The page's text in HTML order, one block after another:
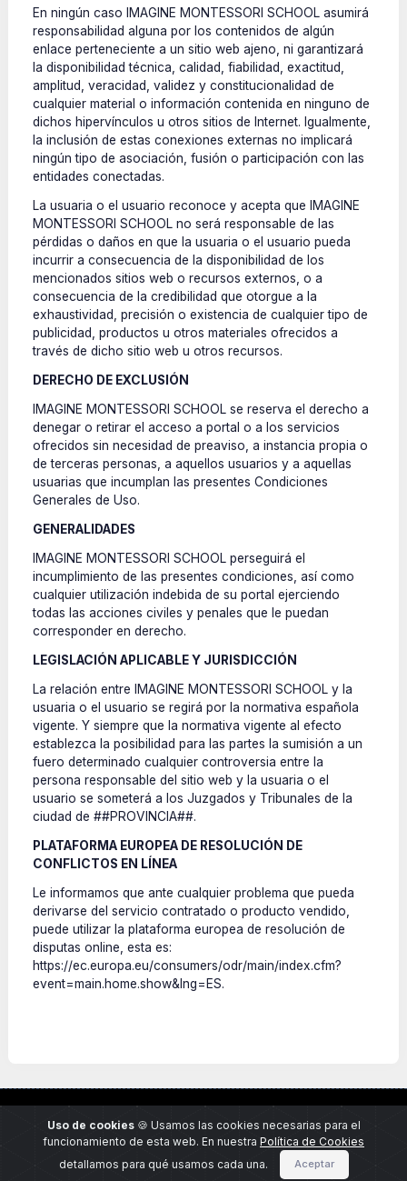
En ningún caso IMAGINE MONTESSORI SCHOOL asumir
responsabilidad alguna por los contenidos de algún
enlace perteneciente a un sitio web ajeno, ni garantizar
la disponibilidad técnica, calidad, fiabilidad, exactitud,
amplitud, veracidad, validez y constitucionalidad de
cualquier material o información contenida en ninguno de
dichos hipervínculos u otros sitios de Internet. Igualmente,
la inclusión de estas conexiones externas no implicar
ningún tipo de asociación, fusión o participación con las
entidades conectadas.
La usuaria o el usuario reconoce y acepta que IMAGINE
MONTESSORI SCHOOL no será responsable de las
pérdidas o daños en que la usuaria o el usuario pueda
incurrir a consecuencia de la disponibilidad de los
mencionados sitios web o recursos externos, o a
consecuencia de la credibilidad que otorgue a la
exhaustividad, precisión o existencia de cualquier tipo de
publicidad, productos u otros materiales ofrecidos a
través de dicho sitio web u otros recursos.
DERECHO DE EXCLUSIÓN
IMAGINE MONTESSORI SCHOOL se reserva el derecho a
denegar o retirar el acceso a portal o a los servicios
ofrecidos sin necesidad de preaviso, a instancia propia o
de terceras personas, a aquellos usuarios y a aquellas
usuarias que incumplan las presentes Condiciones
Generales de Uso.
GENERALIDADES
IMAGINE MONTESSORI SCHOOL perseguirá el
incumplimiento de las presentes condiciones, así como
cualquier utilización indebida de su portal ejerciendo
todas las acciones civiles y penales que le puedan
corresponder en derecho.
LEGISLACIÓN APLICABLE Y JURISDICCIÓN
La relación entre IMAGINE MONTESSORI SCHOOL y la
usuaria o el usuario se regirá por la normativa española
vigente. Y siempre que la normativa vigente al efecto
establezca la posibilidad para las partes la sumisión a un
fuero determinado cualquier controversia entre la
persona responsable del sitio web y la usuaria o el
usuario se someterá a los Juzgados y Tribunales de la
ciudad de ##PROVINCIA##.
PLATAFORMA EUROPEA DE RESOLUCIÓN DE
CONFLICTOS EN LÍNEA
Le informamos que ante cualquier problema que pueda
derivarse del servicio contratado o producto vendido,
puede utilizar la plataforma europea de resolución de
disputas online, esta es:
https://ec.europa.eu/consumers/odr/main/index.cfm?
event=main.home.show&lng=ES.
© 2026 Tu Canal de Denuncias
Legal
privacidad
cookies
Uso de cookies🍪 Usamos las cookies necesarias para el
funcionamiento de esta web. En nuestra Política de Cookies
detallamos para qué usamos cada una.
Aceptar